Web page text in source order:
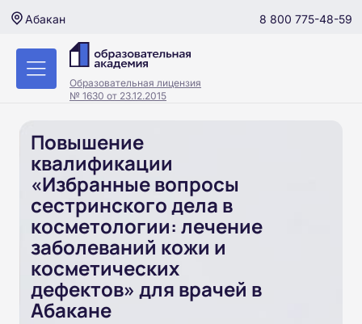
Абакан 8 800 775-48-59
Образовательная лицензия
№ 1630 от 23.12.2015
Повышение
квалификации
«Избранные вопросы
сестринского дела в
косметологии: лечение
заболеваний кожи и
косметических
дефектов» для врачей в
Абакане